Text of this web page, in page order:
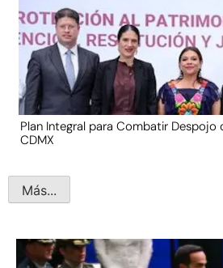
Plan Integral para Combatir Despojo
CDMX
Más...